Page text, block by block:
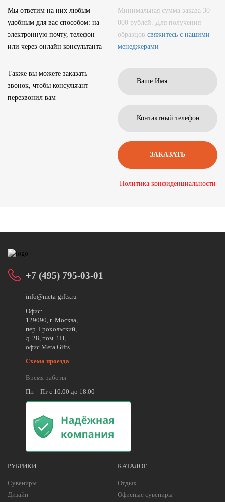
Мы ответим на них любым
удобным для вас способом: на
электронную почту, телефон
или через онлайн консультанта
Также вы можете заказать
звонок, чтобы консультант
перезвонил вам
Минимальная сумма заказа 30
000 рублей. Для получения
образцов свяжитесь с нашими
менеджерами
Политика конфиденциальности
+7 (495) 795-03-01
info@meta-gifts.ru
Офис:
129090, г. Москва,
пер. Грохольский,
д. 28, пом. 1Н,
офис Meta Gifts
Схема проезда
Время работы
Пн – Пт с 10.00 до 18.00
РУБРИКИ
Сувениры
Дизайн
КАТАЛОГ
Отдых
Офисные сувениры